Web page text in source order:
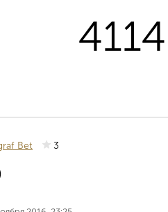
Bet 3